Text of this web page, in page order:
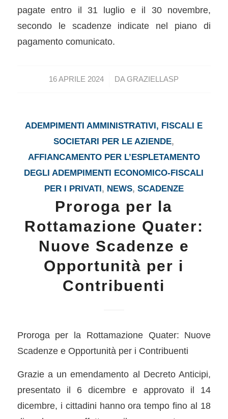
pagate entro il 31 luglio e il 30 novembre,
secondo le scadenze indicate nel piano di
pagamento comunicato.
16 APRILE 2024
/ DAGRAZIELLASP
ADEMPIMENTI AMMINISTRATIVI, FISCALI E
SOCIETARI PER LE AZIENDE,
AFFIANCAMENTO PER L’ESPLETAMENTO
DEGLI ADEMPIMENTI ECONOMICO-FISCALI
PER I PRIVATI, NEWS, SCADENZE
Proroga per la
Rottamazione Quater:
Nuove Scadenze e
Opportunità per i
Contribuenti
Proroga per la Rottamazione Quater: Nuove
Scadenze e Opportunità per i Contribuenti
Grazie a un emendamento al Decreto Anticipi,
presentato il 6 dicembre e approvato il 14
dicembre, i cittadini hanno ora tempo fino al 18